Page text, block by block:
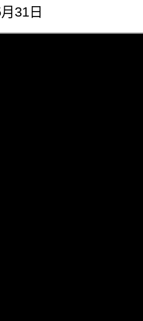
31日